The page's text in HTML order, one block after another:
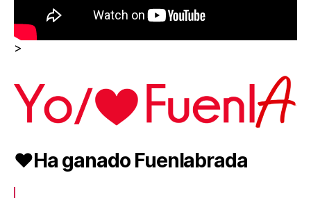
>
❤️Ha ganado Fuenlabrada